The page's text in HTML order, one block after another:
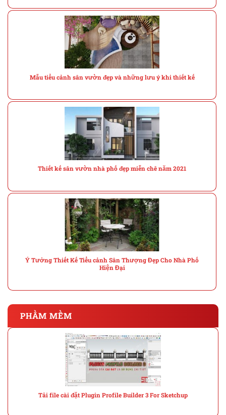
Mẫu tiểu cảnh sân vườn đẹp và những lưu ý khi thiết kế
Thiết kế sân vườn nhà phố đẹp miễn chê năm 2021
Ý Tưởng Thiết Kế Tiểu cảnh Sân Thượng Đẹp Cho Nhà Phố
Hiện Đại
PHẦM MỀM
Tải file cài đặt Plugin Profile Builder 3 For Sketchup